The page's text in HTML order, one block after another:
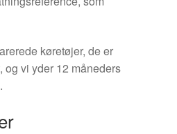
køretøjer, de er
vi yder 12 måneders